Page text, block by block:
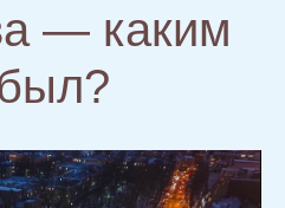
— каким